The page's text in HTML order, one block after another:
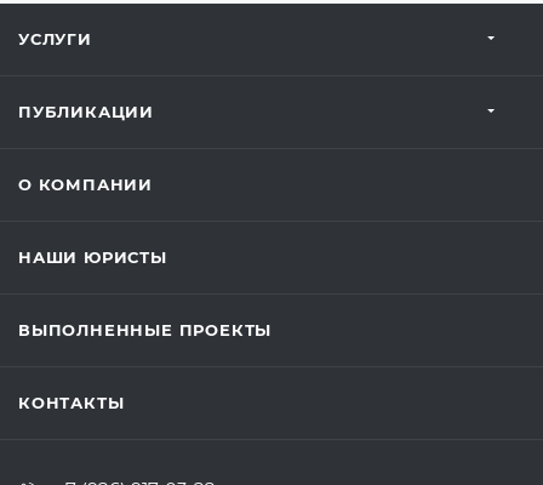
УСЛУГИ
ПУБЛИКАЦИИ
О КОМПАНИИ
НАШИ ЮРИСТЫ
ВЫПОЛНЕННЫЕ ПРОЕКТЫ
КОНТАКТЫ